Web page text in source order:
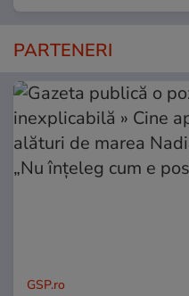
PARTENERI
GSP.ro